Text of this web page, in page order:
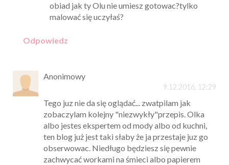
obiad jak ty Olu nie umiesz gotowac?tylko
malować się uczyłaś?
Odpowiedz
Anonimowy
9.12.2016, 12:29
Tego juz nie da się oglądać... zwatpilam jak
zobaczylam kolejny "niezwykły"przepis. Olka
albo jestes ekspertem od mody albo od kuchni,
ten blog już jest taki słaby że ja przestaje juz go
obserwowac. Niedługo będziesz się pewnie
zachwycać workami na śmieci albo papierem